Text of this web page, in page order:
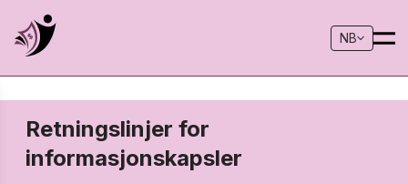
NB
Retningslinjer for
informasjonskapsler